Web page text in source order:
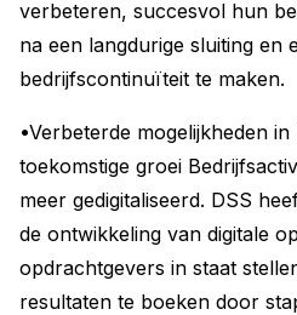
verbeteren, succesvol hun
na een langdurige sluiting en
bedrijfscontinuïteit te maken.
•Verbeterde mogelijkheden
toekomstige groei
meer gedigitaliseerd. DSS
de ontwikkeling van digitale
opdrachtgevers in staat
resultaten te boeken door